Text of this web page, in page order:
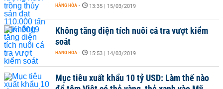
HÀNG HÓA - 13:35 | 15/03/2019
Không tăng diện tích nuôi cá tra vượt kiểm
soát
HÀNG HÓA - 15:53 | 14/03/2019
Mục tiêu xuất khẩu 10 tỷ USD: Làm thế nào